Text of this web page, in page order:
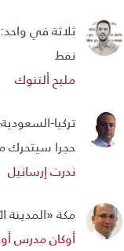
ثلاثة في
نفط
مليح ألتنوك
تركيا-
حجرا سيتحرك
ندرت إرسانيل
مكة «المدينة
أوكان مدرس